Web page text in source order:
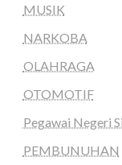
MUSIK
NARKOBA
OLAHRAGA
OTOMOTIF
Pegawai Negeri
PEMBUNUHAN